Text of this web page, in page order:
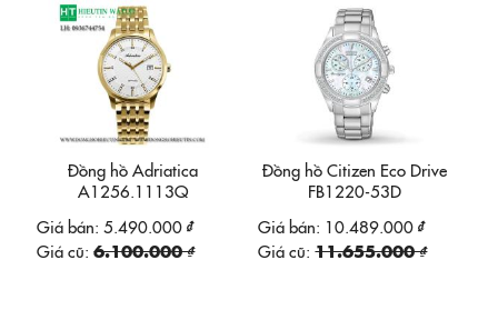
Đồng hồ Adriatica
A1256.1113Q
Giá bán: 5.490.000 ₫
Giá cũ: 6.100.000 ₫
Đồng hồ Citizen Eco Drive
FB1220-53D
Giá bán: 10.489.000 ₫
Giá cũ: 11.655.000 ₫